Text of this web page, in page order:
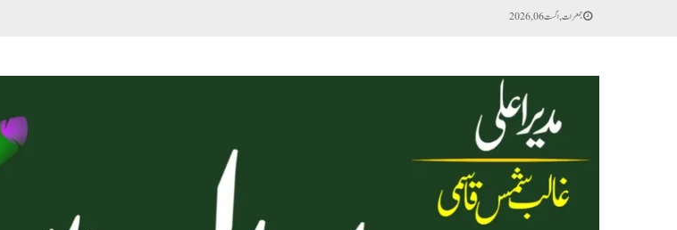
جمعرات, اگست 06, 2026